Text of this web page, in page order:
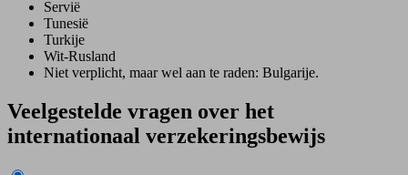
Servië
Tunesië
Turkije
Wit-Rusland
Niet verplicht, maar wel aan te raden: Bulgarije.
Veelgestelde vragen over het
internationaal verzekeringsbewijs